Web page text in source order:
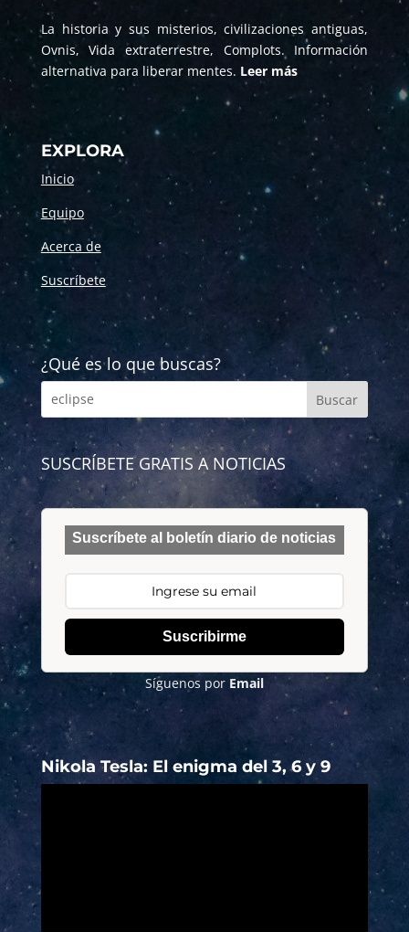
La historia y sus misterios, civilizaciones antiguas,
Ovnis, Vida extraterrestre, Complots. Información
alternativa para liberar mentes. Leer más
EXPLORA
Inicio
Equipo
Acerca de
Suscríbete
¿Qué es lo que buscas?
SUSCRÍBETE GRATIS A NOTICIAS
Suscríbete al boletín diario de noticias
Suscribirme
Síguenos por Email
Nikola Tesla: El enigma del 3, 6 y 9